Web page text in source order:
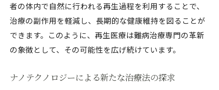
ト
技術革新が変える治療のスタンダード
世界各国の技術開発とその競争力
デジタルヘルスが開く新しい治療の扉
データ活用による治療の効率化
者の体内で自然に行われる再生過程を利用することで、
治療の副作用を軽減し、長期的な健康維持を図ることが
できます。このように、再生医療は難病治療専門の革新
の象徴として、その可能性を広げ続けています。
ナノテクノロジーによる新たな治療法の探求